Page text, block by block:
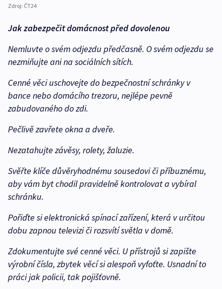
Zdroj: ČT24
Jak zabezpečit domácnost před dovolenou
Nemluvte o svém odjezdu předčasně. O svém odjezdu se
nezmiňujte ani na sociálních sítích.
Cenné věci uschovejte do bezpečnostní schránky v
bance nebo domácího trezoru, nejlépe pevně
zabudovaného do zdi.
Pečlivě zavřete okna a dveře.
Nezatahujte závěsy, rolety, žaluzie.
Svěřte klíče důvěryhodnému sousedovi či příbuznému,
aby vám byt chodil pravidelně kontrolovat a vybíral
schránku.
Pořiďte si elektronická spínací zařízení, která v určitou
dobu zapnou televizi či rozsvítí světla v domě.
Zdokumentujte své cenné věci. U přístrojů si zapište
výrobní čísla, zbytek věcí si alespoň vyfoťte. Usnadní to
práci jak policii, tak pojišťovně.